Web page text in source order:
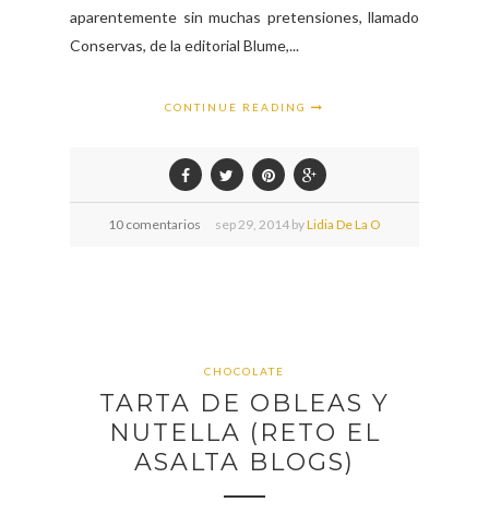
aparentemente sin muchas pretensiones, llamado
Conservas, de la editorial Blume,...
CONTINUE READING
10 comentarios sep 29, 2014 byLidia De La O
CHOCOLATE
TARTA DE OBLEAS Y
NUTELLA (RETO EL
ASALTA BLOGS)